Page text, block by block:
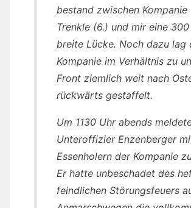
bestand zwischen Kompanie
Trenkle (6.) und mir eine
breite Lücke. Noch dazu lag
Kompanie im Verhältnis zu
Front ziemlich weit nach
rückwärts gestaffelt.
Um 1130 Uhr abends
Unteroffizier Enzenberger
Essenholern der Kompanie
Er hatte unbeschadet des
feindlichen Störungsfeuers